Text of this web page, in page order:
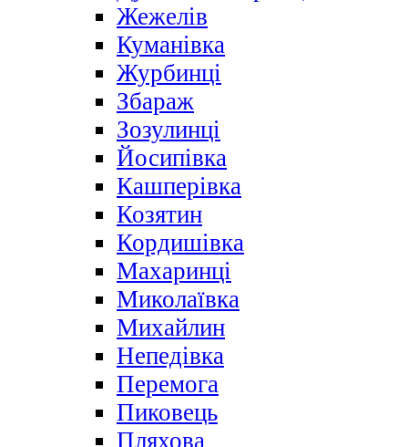
Жежелів
Куманівка
Журбинці
Збараж
Зозулинці
Йосипівка
Кашперівка
Козятин
Кордишівка
Махаринці
Миколаївка
Михайлин
Непедівка
Перемога
Пиковець
Пляхова